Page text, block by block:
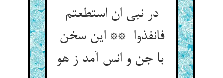
در نبی ان استطعتم
فانفذوا ** این سخن
با جن و انس آمد ز هو